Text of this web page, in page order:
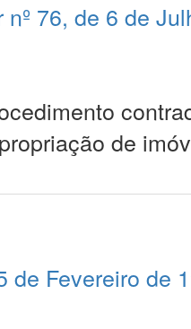
76, de 6 de
de
de Fevereiro de